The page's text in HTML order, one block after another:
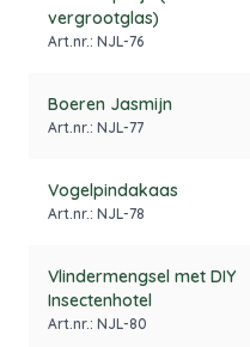
vergrootglas)
Art.nr.: NJL-76
Boeren Jasmijn
Art.nr.: NJL-77
Vogelpindakaas
Art.nr.: NJL-78
Vlindermengsel met DIY
Insectenhotel
Art.nr.: NJL-80